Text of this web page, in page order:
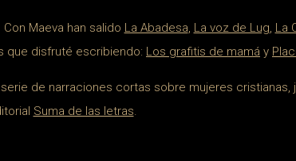
Maeva han salido La Abadesa, La voz de Lug, La
que disfruté escribiendo: Los grafitis de mamá y
serie de narraciones cortas sobre mujeres cristianas,
Suma de las letras.